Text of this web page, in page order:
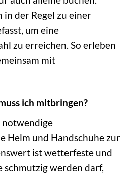
der Regel zu einer
um eine
zu erreichen. So erleben
mit
ich mitbringen?
Helm und Handschuhe zur
ist wetterfeste und
schmutzig werden darf,